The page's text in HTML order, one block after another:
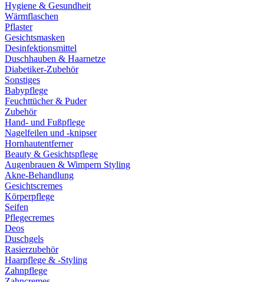
Hygiene & Gesundheit
Wärmflaschen
Pflaster
Gesichtsmasken
Desinfektionsmittel
Duschhauben & Haarnetze
Diabetiker-Zubehör
Sonstiges
Babypflege
Feuchttücher & Puder
Zubehör
Hand- und Fußpflege
Nagelfeilen und -knipser
Hornhautentferner
Beauty & Gesichtspflege
Augenbrauen & Wimpern Styling
Akne-Behandlung
Gesichtscremes
Körperpflege
Seifen
Pflegecremes
Deos
Duschgels
Rasierzubehör
Haarpflege & -Styling
Zahnpflege